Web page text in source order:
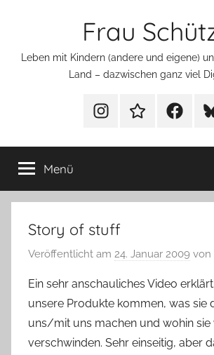
Frau
Leben mit Kindern (andere und eigene)
Land – dazwischen ganz viel
MenüeintragMenüeintrag
Menü
Story of stuff
Veröffentlicht am 24. Januar 2009 von
Ein sehr anschauliches Video
unsere Produkte kommen, was sie
uns/mit uns machen und wohin sie
verschwinden. Sehr einseitig, aber